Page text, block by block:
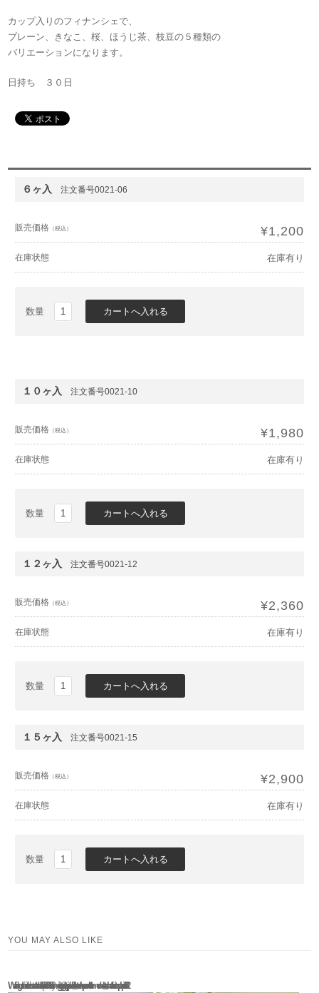
カップ入りのフィナンシェで、
プレーン、きなこ、桜、ほうじ茶、枝豆の５種類の
バリエーションになります。
日持ち ３０日
６ヶ入 注文番号0021-06
販売価格 （税込） ¥1,200
在庫状態 在庫有り
数量
１０ヶ入 注文番号0021-10
販売価格 （税込） ¥1,980
在庫状態 在庫有り
数量
１２ヶ入 注文番号0021-12
販売価格 （税込） ¥2,360
在庫状態 在庫有り
数量
１５ヶ入 注文番号0021-15
販売価格 （税込） ¥2,900
在庫状態 在庫有り
数量
YOU MAY ALSO LIKE
Warning: Use of undefined constant rand - assumed 'rand' (this will throw an Error in a future version of PHP) in/home/igetaya/igetaya.jp/public_html/wp-content/themes/welcart_calm/functions.php132